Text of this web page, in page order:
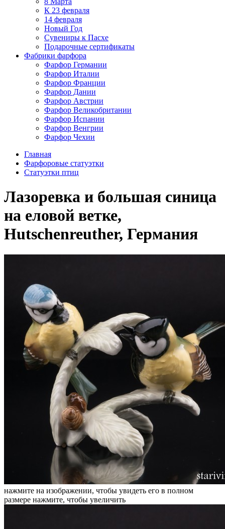
К 23 февраля
14 февраля
Новый Год
Сувениры к Пасхе
Подарочные сертификаты
Фабрики фарфора
Фарфор Германии
Фарфор Италии
Фарфор Франции
Фарфор Дании
Фарфор Австрии
Фарфор Великобритании
Фарфор Испании
Фарфор Венгрии
Фарфор Чехии
Главная
Фарфоровые статуэтки
Cтатуэтки птиц
Лазоревка и большая синица
на еловой ветке,
Hutschenreuther, Германия
нажмите на изображении, чтобы увидеть его в полном
размере нажмите, чтобы увеличить